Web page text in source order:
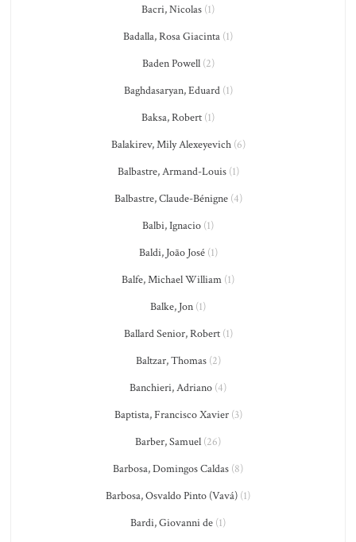
Bacri, Nicolas (1)
Badalla, Rosa Giacinta (1)
Baden Powell(2)
Baghdasaryan, Eduard(1)
Baksa, Robert (1)
Balakirev, Mily Alexeyevich(6)
Balbastre, Armand-Louis(1)
Balbastre, Claude-Bénigne(4)
Balbi, Ignacio (1)
Baldi, João José(1)
Balfe, Michael William (1)
Balke, Jon (1)
Ballard Senior, Robert(1)
Baltzar, Thomas(2)
Banchieri, Adriano (4)
Baptista, Francisco Xavier(3)
Barber, Samuel (26)
Barbosa, Domingos Caldas (8)
Barbosa, Osvaldo Pinto (Vavá) (1)
Bardi, Giovanni de (1)